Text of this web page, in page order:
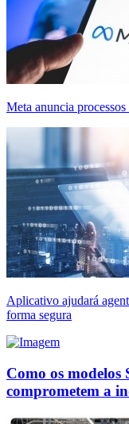
Meta anuncia
Aplicativo ajudará
forma segura
Como os modelos
comprometem a